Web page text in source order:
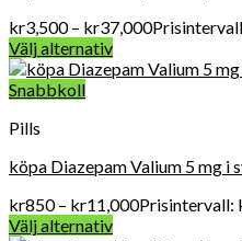
kr3,500 – kr37,000
Välj alternativ
Snabbkoll
Pills
köpa Diazepam Valium 5 mg i
kr850 – kr11,000Prisintervall:
Välj alternativ